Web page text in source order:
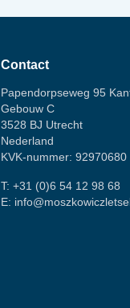
Contact
Papendorpseweg 95
Gebouw C
3528 BJ Utrecht
Nederland
KVK-nummer: 92970680
T: +31 (0)6 54 12 98 68
E: